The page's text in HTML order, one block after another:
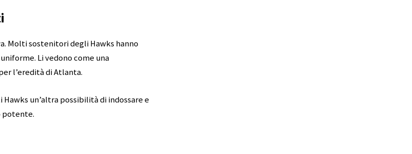
Molti sostenitori degli Hawks hanno
Li vedono come una
l’eredità di Atlanta.
un’altra possibilità di indossare e
potente.